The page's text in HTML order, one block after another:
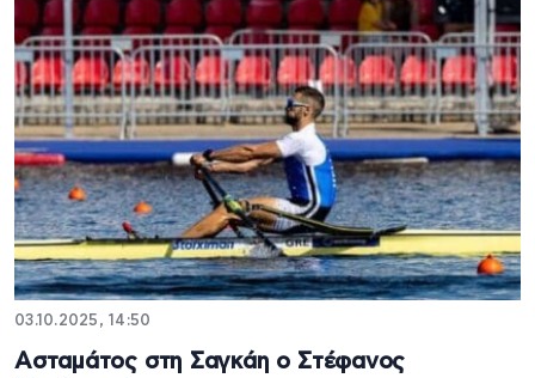
03.10.2025, 14:50
Ασταμάτος στη Σαγκάη ο Στέφανος